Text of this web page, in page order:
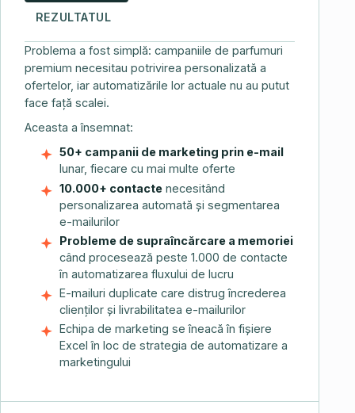
REZULTATUL
Problema a fost simplă: campaniile de parfumuri
premium necesitau potrivirea personalizată a
ofertelor, iar automatizările lor actuale nu au putut
face față scalei.
Aceasta a însemnat:
50+ campanii de marketing prin e-mail
lunar, fiecare cu mai multe oferte
10.000+ contactenecesitând
personalizarea automată și segmentarea
e-mailurilor
Probleme de supraîncărcare a memoriei
când procesează peste 1.000 de contacte
în automatizarea fluxului de lucru
E-mailuri duplicate care distrug încrederea
clienților și livrabilitatea e-mailurilor
Echipa de marketing se îneacă în fișiere
Excel în loc de strategia de automatizare a
marketingului